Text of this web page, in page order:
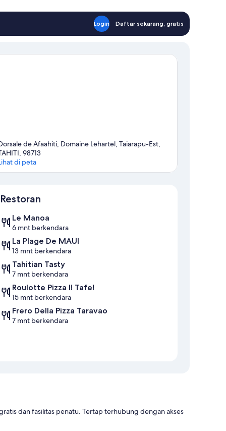
Login Daftar sekarang, gratis
de Afaahiti, Domaine Lehartel, Taiarapu-Est,
98713
di peta
Restoran
Le Manoa
6 mnt berkendara
La Plage De MAUI
13 mnt berkendara
Tahitian Tasty
7 mnt berkendara
Roulotte Pizza I! Tafe!
15 mnt berkendara
Frero Della Pizza Taravao
7 mnt berkendara
dan fasilitas penatu. Tertap terhubung dengan akses